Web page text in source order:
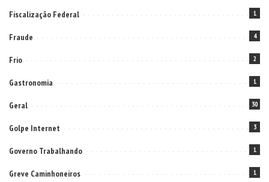
Fiscalização Federal 1
Fraude 4
Frio 2
Gastronomia 1
Geral 30
Golpe Internet 3
Governo Trabalhando 1
Greve Caminhoneiros 1